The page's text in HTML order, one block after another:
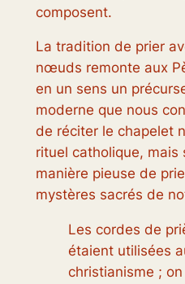
composent.
La tradition de prier
nœuds remonte aux
en un sens un
moderne que nous
de réciter le chapelet
rituel catholique, mais
manière pieuse de
mystères sacrés de
Les cordes de
étaient utilisées
christianisme ;